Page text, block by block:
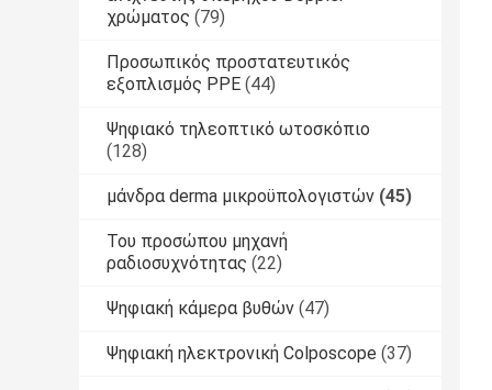
χρώματος (79)
Προσωπικός προστατευτικός
εξοπλισμός PPE (44)
Ψηφιακό τηλεοπτικό ωτοσκόπιο
(128)
μάνδρα derma μικροϋπολογιστών (45)
Του προσώπου μηχανή
ραδιοσυχνότητας (22)
Ψηφιακή κάμερα βυθών (47)
Ψηφιακή ηλεκτρονική Colposcope (37)